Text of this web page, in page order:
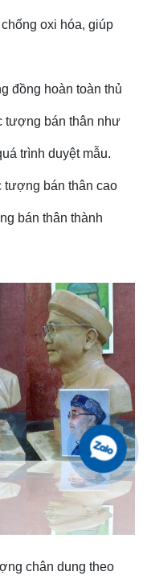
oxi hóa, giúp
đồng hoàn toàn thủ
tượng bán thân như
trình duyệt mẫu.
tượng bán thân cao
bán thân thành
chân dung theo